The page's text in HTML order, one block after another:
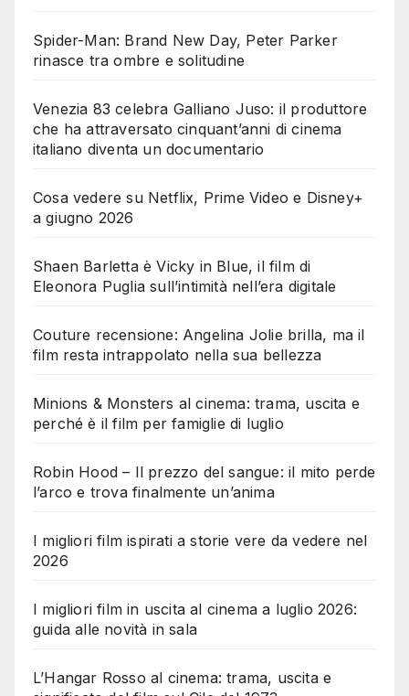
Spider-Man: Brand New Day, Peter Parker
rinasce tra ombre e solitudine
Venezia 83 celebra Galliano Juso: il produttore
che ha attraversato cinquant’anni di cinema
italiano diventa un documentario
Cosa vedere su Netflix, Prime Video e Disney+
a giugno 2026
Shaen Barletta è Vicky in Blue, il film di
Eleonora Puglia sull’intimità nell’era digitale
Couture recensione: Angelina Jolie brilla, ma il
film resta intrappolato nella sua bellezza
Minions & Monsters al cinema: trama, uscita e
perché è il film per famiglie di luglio
Robin Hood – Il prezzo del sangue: il mito perde
l’arco e trova finalmente un’anima
I migliori film ispirati a storie vere da vedere nel
2026
I migliori film in uscita al cinema a luglio 2026:
guida alle novità in sala
L’Hangar Rosso al cinema: trama, uscita e